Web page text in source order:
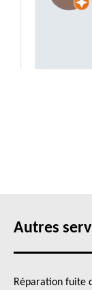
Autres
Réparation fuite